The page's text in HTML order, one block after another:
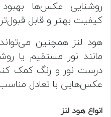
روشنایی عکس‌ها
کیفیت بهتر و قابل
هود لنز همچنین می‌تواند
مانند نور مستقیم یا
درست نور و رنگ کمک کند
عکس‌هایی با تعادل
انواع هود لنز